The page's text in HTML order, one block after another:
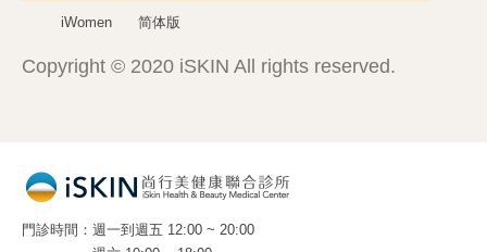
iWomen 简体版
Copyright © 2020 iSKIN All rights reserved.
門診時間
週一到週五 12:00 ~ 20:00